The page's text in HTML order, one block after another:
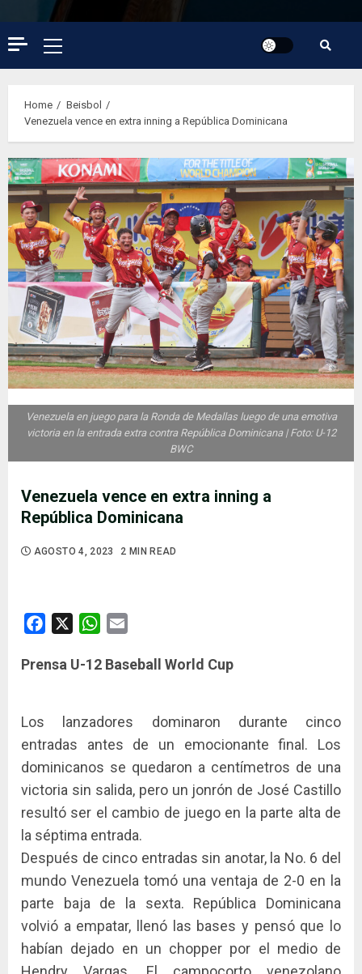
Primary
Menu
Home
Beisbol
Venezuela vence en extra inning a República Dominicana
Venezuela vence en extra inning a
República Dominicana
AGOSTO 4, 2023 2 MIN READ
Venezuela en juego para la Ronda de Medallas luego de una emotiva
victoria en la entrada extra contra República Dominicana | Foto: U-12
BWC
Facebook WhatsApp
Prensa U-12 Baseball World Cup
Los lanzadores dominaron durante cinco
entradas antes de un emocionante final. Los
dominicanos se quedaron a centímetros de una
victoria sin salida, pero un jonrón de José Castillo
resultó ser el cambio de juego en la parte alta de
la séptima entrada.
Después de cinco entradas sin anotar, la No. 6 del
mundo Venezuela tomó una ventaja de 2-0 en la
parte baja de la sexta. República Dominicana
volvió a empatar, llenó las bases y pensó que lo
habían dejado en un chopper por el medio de